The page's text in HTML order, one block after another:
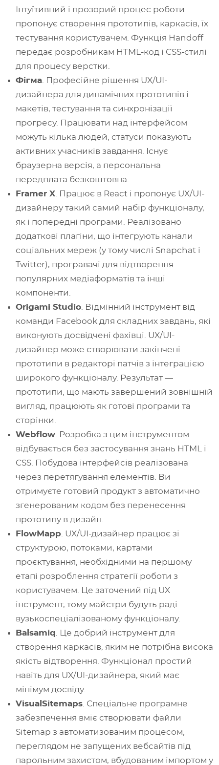
Інтуїтивний і прозорий процес роботи
пропонує створення прототипів, каркасів, їх
тестування користувачем. Функція Handoff
передає розробникам HTML-код і CSS-стилі
для процесу верстки.
Фігма . Професійне рішення UX/UI-
дизайнера для динамічних прототипів і
макетів, тестування та синхронізації
прогресу. Працювати над інтерфейсом
можуть кілька людей, статуси показують
активних учасників завдання. Існує
браузерна версія, а персональна
передплата безкоштовна.
Framer X . Працює в React і пропонує UX/UI-
дизайнеру такий самий набір функціоналу,
як і попередні програми. Реалізовано
додаткові плагіни, що інтегрують канали
соціальних мереж (у тому числі Snapchat і
Twitter), програвачі для відтворення
популярних медіаформатів та інші
компоненти.
Origami Studio . Відмінний інструмент від
команди Facebook для складних завдань, які
виконують досвідчені фахівці. UX/UI-
дизайнер може створювати закінчені
прототипи в редакторі патчів з інтеграцією
широкого функціоналу. Результат —
прототипи, що мають завершений зовнішній
вигляд, працюють як готові програми та
сторінки.
Webflow . Розробка з цим інструментом
відбувається без застосування знань HTML і
CSS. Побудова інтерфейсів реалізована
через перетягування елементів. Ви
отримуєте готовий продукт з автоматично
згенерованим кодом без перенесення
прототипу в дизайн.
FlowMapp . UX/UI-дизайнер працює зі
структурою, потоками, картами
проєктування, необхідними на першому
етапі розроблення стратегії роботи з
користувачем. Це заточений під UX
інструмент, тому майстри будуть раді
вузькоспеціалізованому функціоналу.
Balsamiq . Це добрий інструмент для
створення каркасів, яким не потрібна висока
якість відтворення. Функціонал простий
навіть для UX/UI-дизайнера, який має
мінімум досвіду.
VisualSitemaps . Спеціальне програмне
забезпечення вміє створювати файли
Sitemap з автоматизованим процесом,
переглядом не запущених вебсайтів під
парольним захистом, вбудованим імпортом у